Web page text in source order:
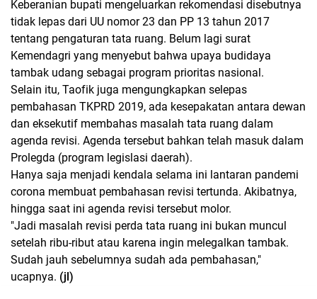
Keberanian bupati mengeluarkan rekomendasi disebutnya
tidak lepas dari UU nomor 23 dan PP 13 tahun 2017
tentang pengaturan tata ruang. Belum lagi surat
Kemendagri yang menyebut bahwa upaya budidaya
tambak udang sebagai program prioritas nasional.
Selain itu, Taofik juga mengungkapkan selepas
pembahasan TKPRD 2019, ada kesepakatan antara dewan
dan eksekutif membahas masalah tata ruang dalam
agenda revisi. Agenda tersebut bahkan telah masuk dalam
Prolegda (program legislasi daerah).
Hanya saja menjadi kendala selama ini lantaran pandemi
corona membuat pembahasan revisi tertunda. Akibatnya,
hingga saat ini agenda revisi tersebut molor.
"Jadi masalah revisi perda tata ruang ini bukan muncul
setelah ribu-ribut atau karena ingin melegalkan tambak.
Sudah jauh sebelumnya sudah ada pembahasan,"
ucapnya. (jl)